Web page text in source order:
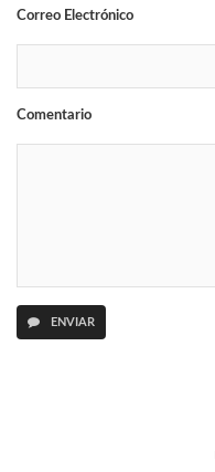
Correo Electrónico
Comentario
ENVIAR